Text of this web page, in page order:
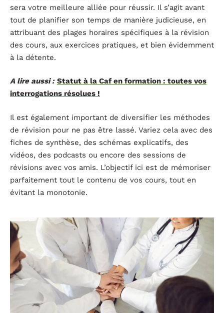
sera votre meilleure alliée pour réussir. Il s’agit avant
tout de planifier son temps de manière judicieuse, en
attribuant des plages horaires spécifiques à la révision
des cours, aux exercices pratiques, et bien évidemment
à la détente.
A lire aussi : Statut à la Caf en formation : toutes vos
interrogations résolues !
Il est également important de diversifier les méthodes
de révision pour ne pas être lassé. Variez cela avec des
fiches de synthèse, des schémas explicatifs, des
vidéos, des podcasts ou encore des sessions de
révisions avec vos amis. L’objectif ici est de mémoriser
parfaitement tout le contenu de vos cours, tout en
évitant la monotonie.